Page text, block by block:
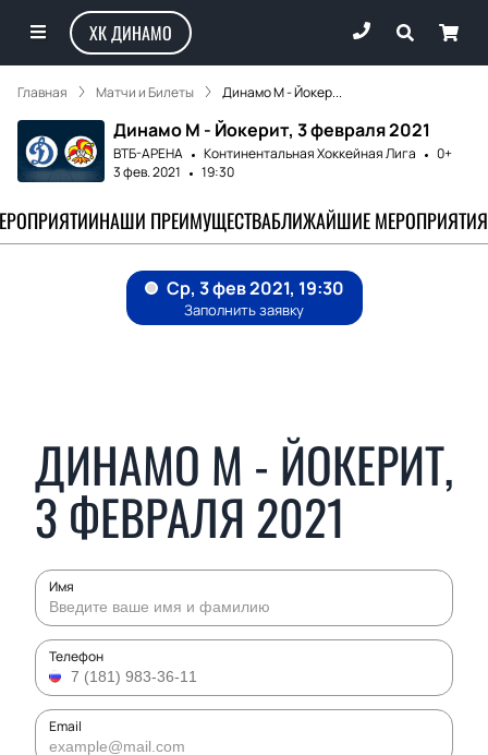
ХК ДИНАМО
Главная Матчи и Билеты Динамо М - Йокер...
Динамо М - Йокерит, 3 февраля 2021
ВТБ-АРЕНА Континентальная Хоккейная Лига
0+
3 фев. 2021
19:30
НАШИ ПРЕИМУЩЕСТВАБЛИЖАЙШИЕ МЕРОПРИЯТИЯ
ДИНАМО М - ЙОКЕРИТ,
3 ФЕВРАЛЯ 2021
Имя
Телефон
Email